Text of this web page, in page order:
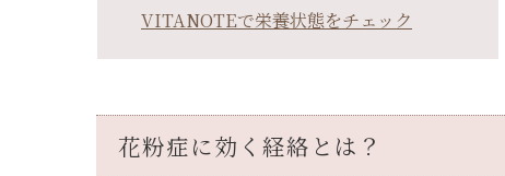
VITANOTEで栄養状態をチェック
花粉症に効く経絡とは？